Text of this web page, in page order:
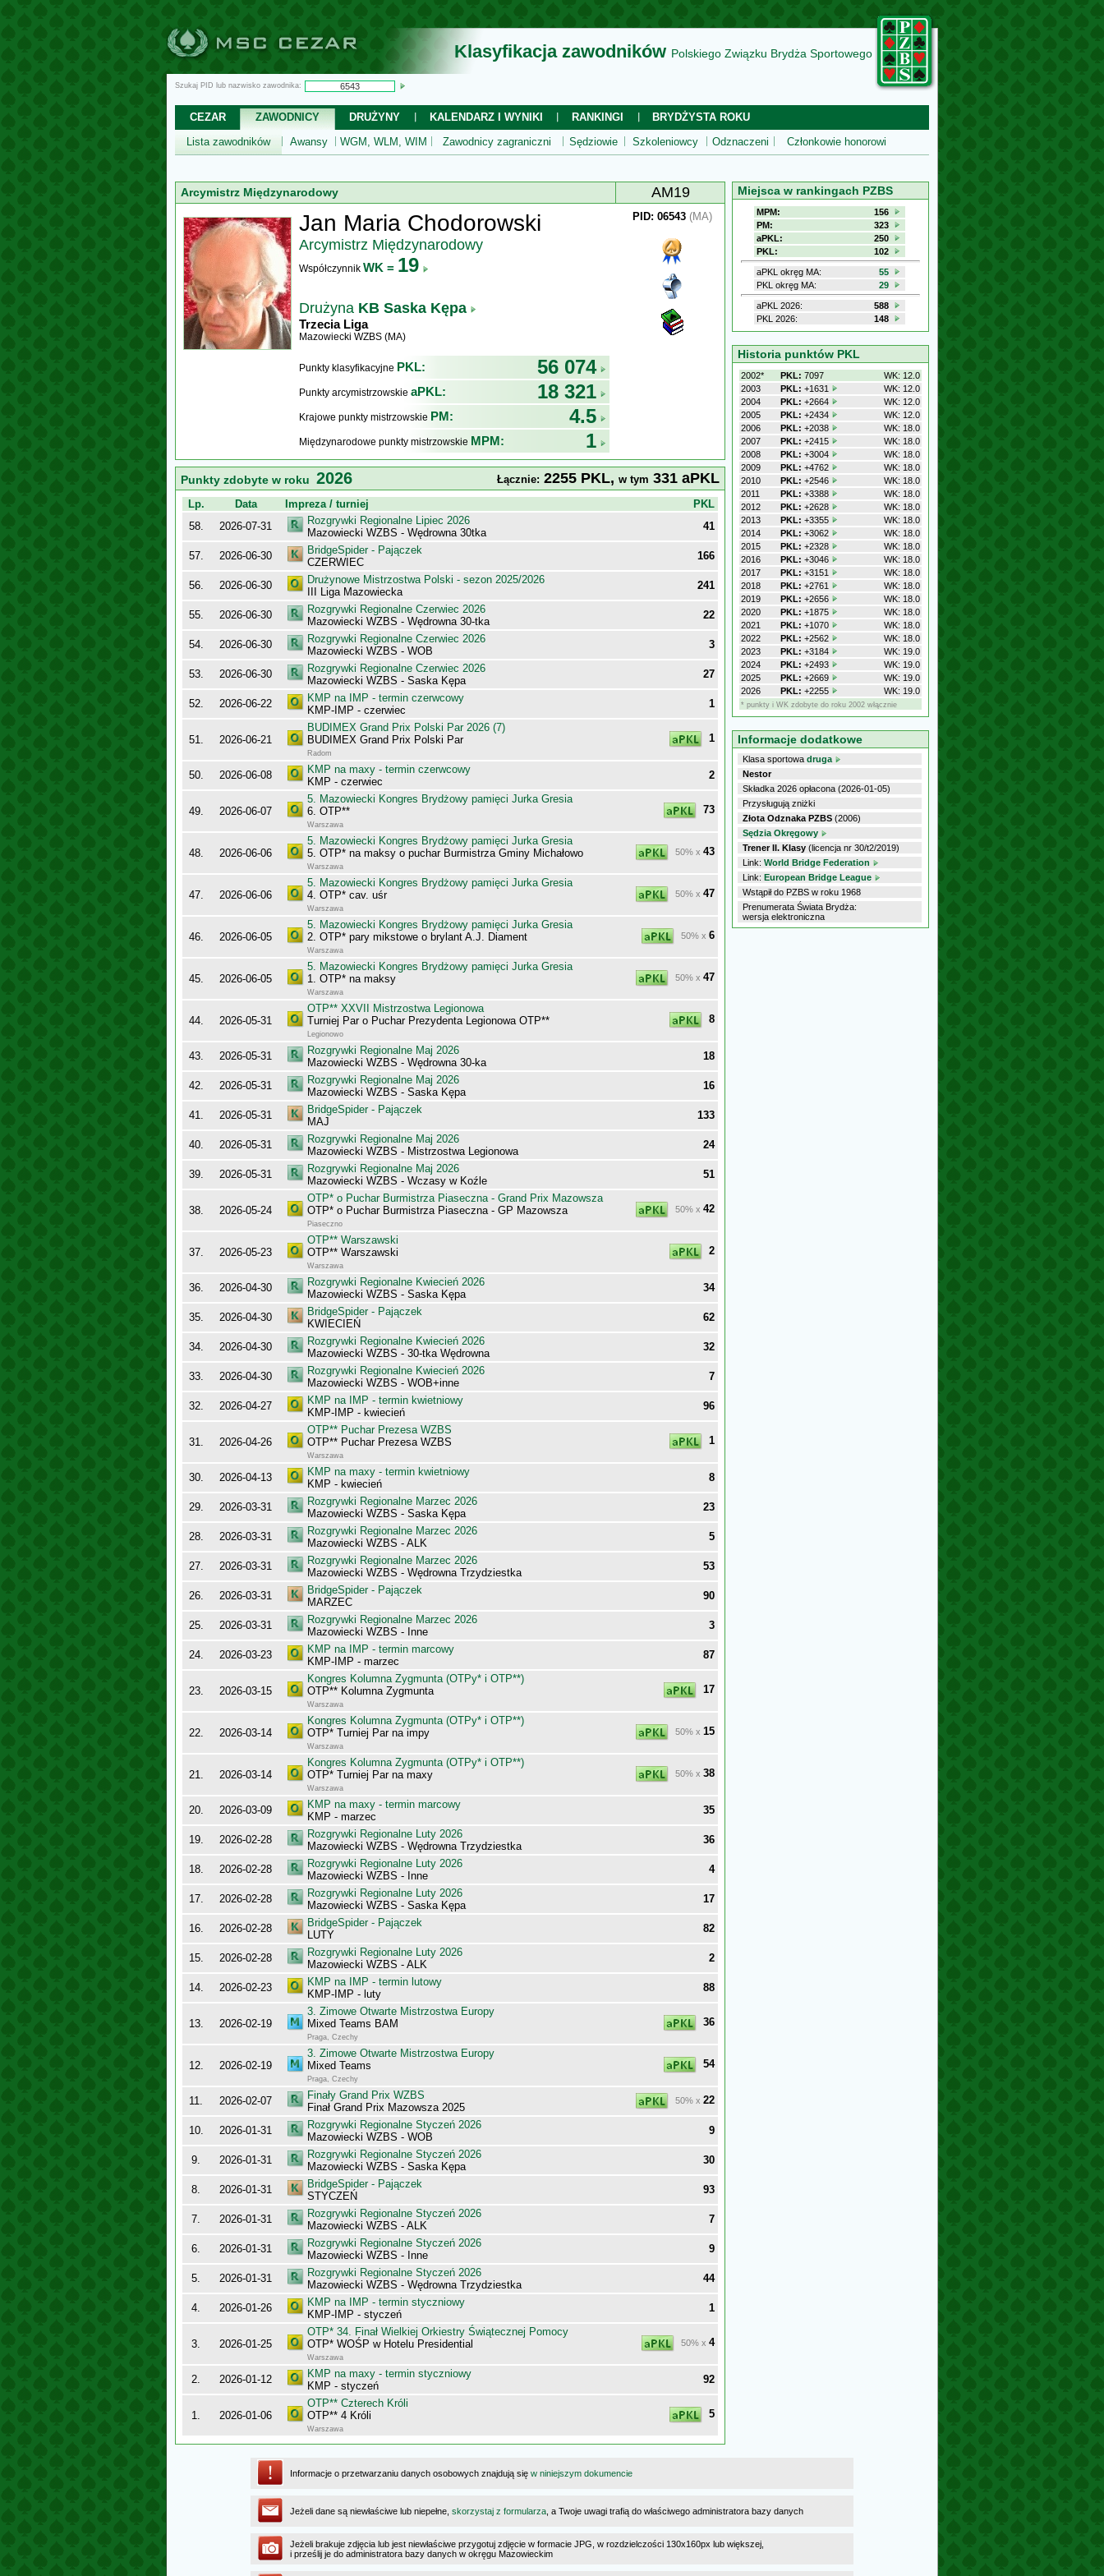
Klasyfikacja zawodników Polskiego Związku Brydża Sportowego
Szukaj PID lub nazwisko zawodnika:
CEZAR ZAWODNICY DRUŻYNY KALENDARZ I WYNIKI RANKINGI
BRYDŻYSTA ROKU
Lista zawodników
Awansy WGM, WLM, WIM Zawodnicy zagraniczni Sędziowie Szkoleniowcy Odznaczeni Członkowie honorowi
Arcymistrz Międzynarodowy AM19
Jan Maria Chodorowski
Arcymistrz Międzynarodowy
Współczynnik WK = 19
Drużyna KB Saska Kępa
Trzecia Liga
Mazowiecki WZBS (MA)
Punkty klasyfikacyjne PKL: 56 074
Punkty arcymistrzowskie aPKL: 18 321
Krajowe punkty mistrzowskie PM: 4.5
Międzynarodowe punkty mistrzowskie MPM: 1
PID: 06543 (MA)
Punkty zdobyte w roku 2026 Łącznie: 2255 PKL, w tym 331 aPKL
Lp. Data Impreza / turniej
PKL
58.
2026-07-31
Rozgrywki Regionalne Lipiec 2026
Mazowiecki WZBS - Wędrowna 30tka
41
57. 2026-06-30
BridgeSpider - Pajączek
CZERWIEC
166
56. 2026-06-30
Drużynowe Mistrzostwa Polski - sezon 2025/2026
III Liga Mazowiecka
241
55. 2026-06-30
Rozgrywki Regionalne Czerwiec 2026
Mazowiecki WZBS - Wędrowna 30-tka
22
54. 2026-06-30
Rozgrywki Regionalne Czerwiec 2026
Mazowiecki WZBS - WOB
3
53. 2026-06-30
Rozgrywki Regionalne Czerwiec 2026
Mazowiecki WZBS - Saska Kępa
27
52. 2026-06-22
KMP na IMP - termin czerwcowy
KMP-IMP - czerwiec
1
51. 2026-06-21
BUDIMEX Grand Prix Polski Par 2026 (7)
BUDIMEX Grand Prix Polski Par
Radom
1
50. 2026-06-08
KMP na maxy - termin czerwcowy
KMP - czerwiec
2
49. 2026-06-07
5. Mazowiecki Kongres Brydżowy pamięci Jurka Gresia
6. OTP**
Warszawa
73
48. 2026-06-06
5. Mazowiecki Kongres Brydżowy pamięci Jurka Gresia
5. OTP* na maksy o puchar Burmistrza Gminy Michałowo
Warszawa
50% x 43
47. 2026-06-06
5. Mazowiecki Kongres Brydżowy pamięci Jurka Gresia
4. OTP* cav. uśr
Warszawa
50% x 47
46. 2026-06-05
5. Mazowiecki Kongres Brydżowy pamięci Jurka Gresia
2. OTP* pary mikstowe o brylant A.J. Diament
Warszawa
50% x 6
45. 2026-06-05
5. Mazowiecki Kongres Brydżowy pamięci Jurka Gresia
1. OTP* na maksy
Warszawa
50% x 47
44. 2026-05-31
OTP** XXVII Mistrzostwa Legionowa
Turniej Par o Puchar Prezydenta Legionowa OTP**
Legionowo
8
43. 2026-05-31
Rozgrywki Regionalne Maj 2026
Mazowiecki WZBS - Wędrowna 30-ka
18
42. 2026-05-31
Rozgrywki Regionalne Maj 2026
Mazowiecki WZBS - Saska Kępa
16
41. 2026-05-31
BridgeSpider - Pajączek
MAJ
133
40. 2026-05-31
Rozgrywki Regionalne Maj 2026
Mazowiecki WZBS - Mistrzostwa Legionowa
24
39. 2026-05-31
Rozgrywki Regionalne Maj 2026
Mazowiecki WZBS - Wczasy w Koźle
51
38. 2026-05-24
OTP* o Puchar Burmistrza Piaseczna - Grand Prix Mazowsza
OTP* o Puchar Burmistrza Piaseczna - GP Mazowsza
Piaseczno
50% x 42
37. 2026-05-23
OTP** Warszawski
OTP** Warszawski
Warszawa
2
36. 2026-04-30
Rozgrywki Regionalne Kwiecień 2026
Mazowiecki WZBS - Saska Kępa
34
35. 2026-04-30
BridgeSpider - Pajączek
KWIECIEŃ
62
34. 2026-04-30
Rozgrywki Regionalne Kwiecień 2026
Mazowiecki WZBS - 30-tka Wędrowna
32
33. 2026-04-30
Rozgrywki Regionalne Kwiecień 2026
Mazowiecki WZBS - WOB+inne
7
32. 2026-04-27
KMP na IMP - termin kwietniowy
KMP-IMP - kwiecień
96
31. 2026-04-26
OTP** Puchar Prezesa WZBS
OTP** Puchar Prezesa WZBS
Warszawa
1
30. 2026-04-13
KMP na maxy - termin kwietniowy
KMP - kwiecień
8
29. 2026-03-31
Rozgrywki Regionalne Marzec 2026
Mazowiecki WZBS - Saska Kępa
23
28. 2026-03-31
Rozgrywki Regionalne Marzec 2026
Mazowiecki WZBS - ALK
5
27. 2026-03-31
Rozgrywki Regionalne Marzec 2026
Mazowiecki WZBS - Wędrowna Trzydziestka
53
26. 2026-03-31
BridgeSpider - Pajączek
MARZEC
90
25. 2026-03-31
Rozgrywki Regionalne Marzec 2026
Mazowiecki WZBS - Inne
3
24. 2026-03-23
KMP na IMP - termin marcowy
KMP-IMP - marzec
87
23. 2026-03-15
Kongres Kolumna Zygmunta (OTPy* i OTP**)
OTP** Kolumna Zygmunta
Warszawa
17
22. 2026-03-14
Kongres Kolumna Zygmunta (OTPy* i OTP**)
OTP* Turniej Par na impy
Warszawa
50% x 15
21. 2026-03-14
Kongres Kolumna Zygmunta (OTPy* i OTP**)
OTP* Turniej Par na maxy
Warszawa
50% x 38
20. 2026-03-09
KMP na maxy - termin marcowy
KMP - marzec
35
19. 2026-02-28
Rozgrywki Regionalne Luty 2026
Mazowiecki WZBS - Wędrowna Trzydziestka
36
18. 2026-02-28
Rozgrywki Regionalne Luty 2026
Mazowiecki WZBS - Inne
4
17. 2026-02-28
Rozgrywki Regionalne Luty 2026
Mazowiecki WZBS - Saska Kępa
17
16. 2026-02-28
BridgeSpider - Pajączek
LUTY
82
15. 2026-02-28
Rozgrywki Regionalne Luty 2026
Mazowiecki WZBS - ALK
2
14. 2026-02-23
KMP na IMP - termin lutowy
KMP-IMP - luty
88
13. 2026-02-19
3. Zimowe Otwarte Mistrzostwa Europy
Mixed Teams BAM
Praga, Czechy
36
12. 2026-02-19
3. Zimowe Otwarte Mistrzostwa Europy
Mixed Teams
Praga, Czechy
54
11. 2026-02-07
Finały Grand Prix WZBS
Finał Grand Prix Mazowsza 2025
50% x 22
10. 2026-01-31
Rozgrywki Regionalne Styczeń 2026
Mazowiecki WZBS - WOB
9
9. 2026-01-31
Rozgrywki Regionalne Styczeń 2026
Mazowiecki WZBS - Saska Kępa
30
8. 2026-01-31
BridgeSpider - Pajączek
STYCZEŃ
93
7. 2026-01-31
Rozgrywki Regionalne Styczeń 2026
Mazowiecki WZBS - ALK
7
6. 2026-01-31
Rozgrywki Regionalne Styczeń 2026
Mazowiecki WZBS - Inne
9
5. 2026-01-31
Rozgrywki Regionalne Styczeń 2026
Mazowiecki WZBS - Wędrowna Trzydziestka
44
4. 2026-01-26
KMP na IMP - termin styczniowy
KMP-IMP - styczeń
1
3. 2026-01-25
OTP* 34. Finał Wielkiej Orkiestry Świątecznej Pomocy
OTP* WOŚP w Hotelu Presidential
Warszawa
50% x 4
2. 2026-01-12
KMP na maxy - termin styczniowy
KMP - styczeń
92
1. 2026-01-06
OTP** Czterech Króli
OTP** 4 Króli
Warszawa
5
Miejsca w rankingach PZBS
MPM:
156
PM:
323
aPKL:
250
PKL:
102
aPKL okręg MA:
55
PKL okręg MA:
29
aPKL 2026:
588
PKL 2026:
148
Historia punktów PKL
2002* PKL: 7097
WK: 12.0
2003
PKL: +1631
WK: 12.0
2004
PKL: +2664
WK: 12.0
2005
PKL: +2434
WK: 12.0
2006
PKL: +2038
WK: 18.0
2007
PKL: +2415
WK: 18.0
2008
PKL: +3004
WK: 18.0
2009
PKL: +4762
WK: 18.0
2010
PKL: +2546
WK: 18.0
2011
PKL: +3388
WK: 18.0
2012
PKL: +2628
WK: 18.0
2013
PKL: +3355
WK: 18.0
2014
PKL: +3062
WK: 18.0
2015
PKL: +2328
WK: 18.0
2016
PKL: +3046
WK: 18.0
2017
PKL: +3151
WK: 18.0
2018
PKL: +2761
WK: 18.0
2019
PKL: +2656
WK: 18.0
2020
PKL: +1875
WK: 18.0
2021
PKL: +1070
WK: 18.0
2022
PKL: +2562
WK: 18.0
2023
PKL: +3184
WK: 19.0
2024
PKL: +2493
WK: 19.0
2025
PKL: +2669
WK: 19.0
2026
PKL: +2255 WK: 19.0
* punkty i WK zdobyte do roku 2002 włącznie
Informacje dodatkowe
Klasa sportowa druga
Nestor
Składka 2026 opłacona (2026-01-05)
Przysługują zniżki
Złota Odznaka PZBS (2006)
Sędzia Okręgowy
Trener II. Klasy (licencja nr 30/t2/2019)
Link: World Bridge Federation
Link: European Bridge League
Wstąpił do PZBS w roku 1968
Prenumerata Świata Brydża:
wersja elektroniczna
Informacje o przetwarzaniu danych osobowych znajdują się w niniejszym dokumencie
Jeżeli dane są niewłaściwe lub niepełne, skorzystaj z formularza , a Twoje uwagi trafią do właściwego administratora bazy danych
Jeżeli brakuje zdjęcia lub jest niewłaściwe przygotuj zdjęcie w formacie JPG, w rozdzielczości 130x160px lub większej,
i prześlij je do administratora bazy danych w okręgu Mazowieckim